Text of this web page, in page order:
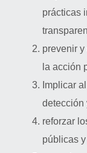
prácticas
prevenir
la acción
Implicar
detección
reforzar
públicas